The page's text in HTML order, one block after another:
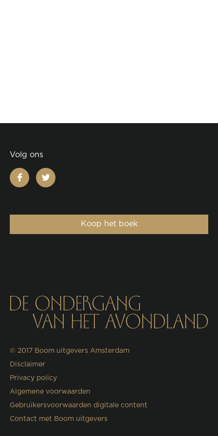
Volg ons
facebooktwitter
Koop het boek
© 2017 Boom uitgevers Amsterdam
Disclaimer
Privacy policy
Algemene voorwaarden
Gebruikersvoorwaarden digitale content
Contact met Boom uitgevers